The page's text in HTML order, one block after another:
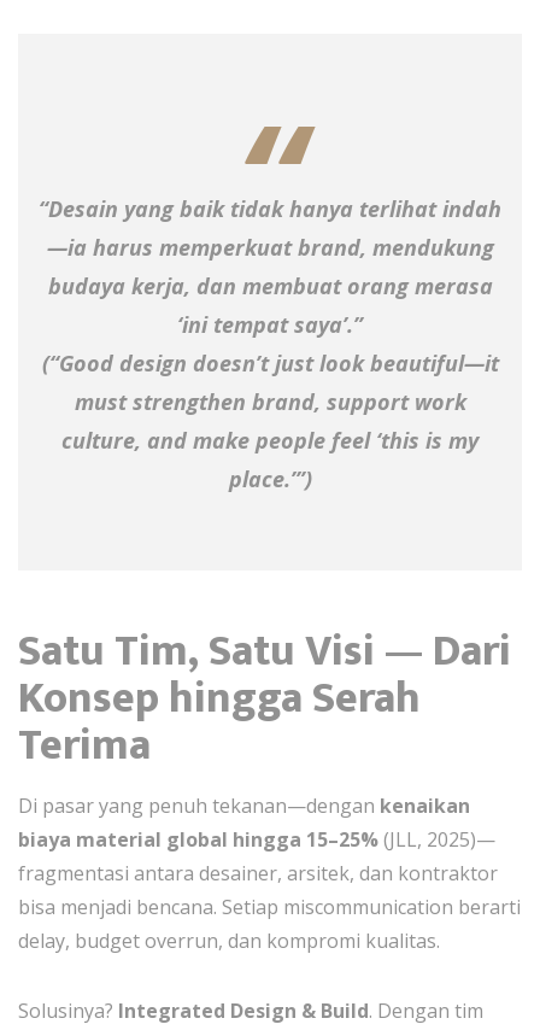
“Desain yang baik tidak hanya terlihat indah
—ia harus memperkuat brand, mendukung
budaya kerja, dan membuat orang merasa
‘ini tempat saya’.”
(“Good design doesn’t just look beautiful—it
must strengthen brand, support work
culture, and make people feel ‘this is my
place.’”)
Satu Tim, Satu Visi — Dari
Konsep hingga Serah
Terima
Di pasar yang penuh tekanan—dengan kenaikan
biaya material global hingga 15–25%(JLL, 2025)—
fragmentasi antara desainer, arsitek, dan kontraktor
bisa menjadi bencana. Setiap miscommunication berarti
delay, budget overrun, dan kompromi kualitas.
Solusinya? Integrated Design & Build. Dengan tim